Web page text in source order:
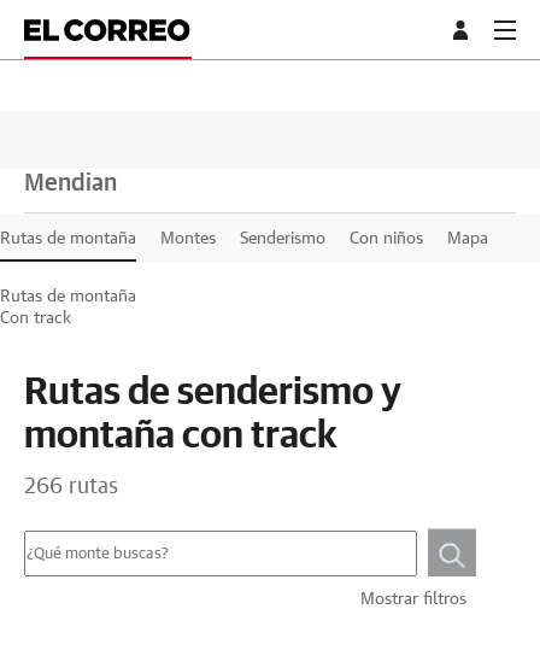
Mendian
Rutas de montaña Montes Senderismo Con niños Mapa
Rutas de montaña
Con track
Rutas de senderismo y
montaña con track
266 rutas
Mostrar filtros